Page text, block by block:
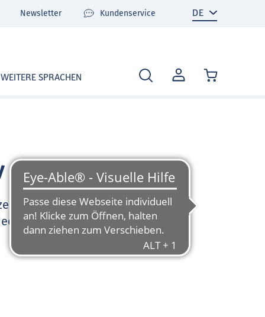
MEIN
KONTO
WEITERE SPRACHEN
Newsletter Kundenservice
Sie sehr gerne und
Tutorials und FAQ zu